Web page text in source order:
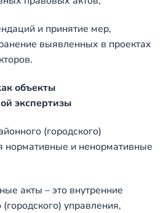
и принятие мер,
выявленных в проектах
объекты
экспертизы
(городского)
нормативные и ненормативные
акты – это внутренние
управления,